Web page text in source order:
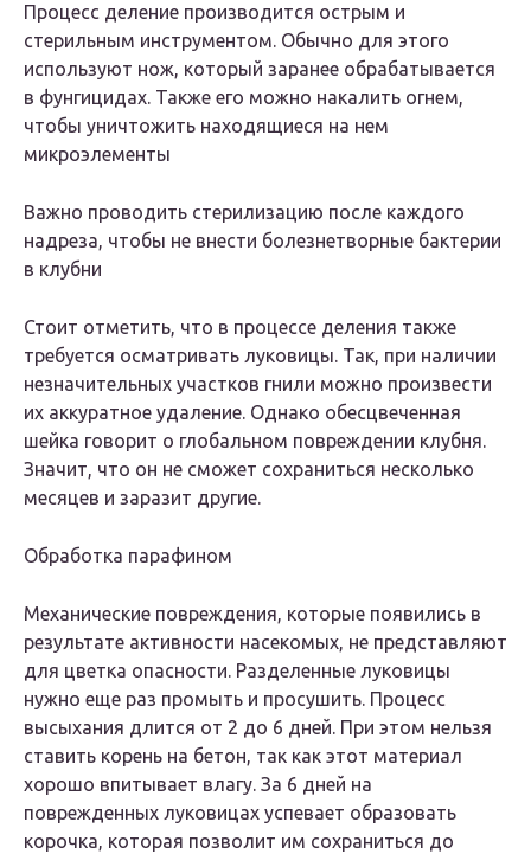
Процесс деление производится острым и
стерильным инструментом. Обычно для этого
используют нож, который заранее обрабатывается
в фунгицидах. Также его можно накалить огнем,
чтобы уничтожить находящиеся на нем
микроэлементы
Важно проводить стерилизацию после каждого
надреза, чтобы не внести болезнетворные бактерии
в клубни
Стоит отметить, что в процессе деления также
требуется осматривать луковицы. Так, при наличии
незначительных участков гнили можно произвести
их аккуратное удаление. Однако обесцвеченная
шейка говорит о глобальном повреждении клубня.
Значит, что он не сможет сохраниться несколько
месяцев и заразит другие.
Обработка парафином
Механические повреждения, которые появились в
результате активности насекомых, не представляют
для цветка опасности. Разделенные луковицы
нужно еще раз промыть и просушить. Процесс
высыхания длится от 2 до 6 дней. При этом нельзя
ставить корень на бетон, так как этот материал
хорошо впитывает влагу. За 6 дней на
поврежденных луковицах успевает образовать
корочка, которая позволит им сохраниться до